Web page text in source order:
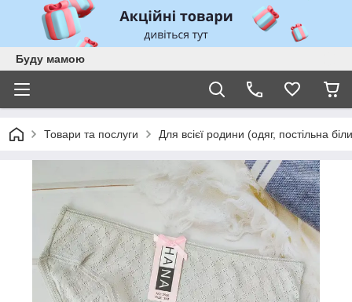
Буду мамою
Товари та послуги Для всієї родини (одяг, постільна